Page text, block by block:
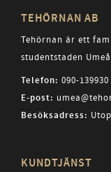
TEHÖRNAN AB
Tehörnan är ett
studentstaden
Telefon: 090-139930
E-post:
Besöksadress:
KUNDTJÄNST